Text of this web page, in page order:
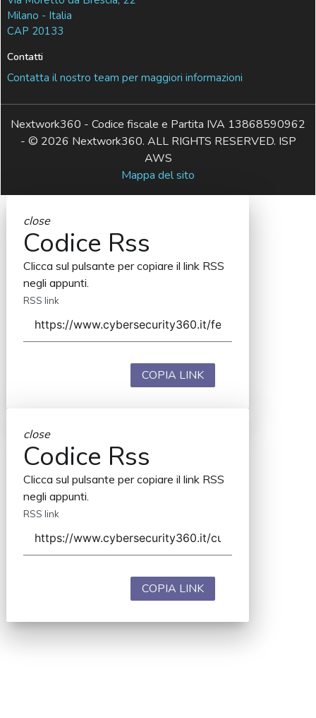
Milano - Italia
CAP 20133
Contatti
Contatta il nostro team per maggiori informazioni
Nextwork360 - Codice fiscale e Partita IVA 13868590962
- © 2026 Nextwork360. ALL RIGHTS RESERVED. ISP
AWS
Mappa del sito
close
Codice Rss
Clicca sul pulsante per copiare il link RSS
negli appunti.
RSS link
COPIA LINK
close
Codice Rss
Clicca sul pulsante per copiare il link RSS
negli appunti.
RSS link
COPIA LINK